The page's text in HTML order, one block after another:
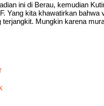
ini di Berau, kemudian
Yang kita khawatirkan
Mungkin karena